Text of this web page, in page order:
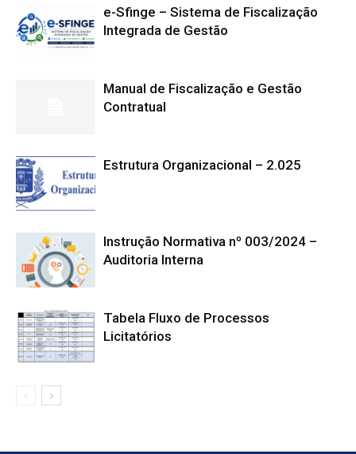
e-Sfinge – Sistema de Fiscalização
Integrada de Gestão
Manual de Fiscalização e Gestão
Contratual
Estrutura Organizacional – 2.025
Instrução Normativa nº 003/2024 –
Auditoria Interna
Tabela Fluxo de Processos
Licitatórios